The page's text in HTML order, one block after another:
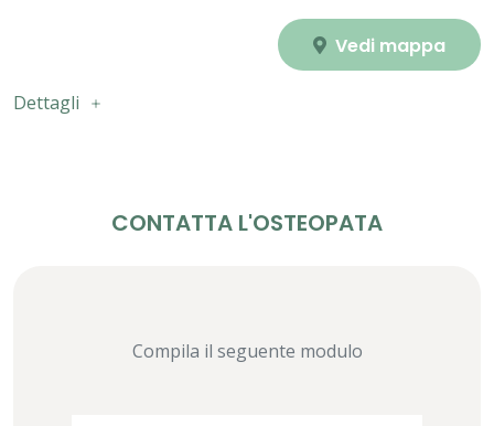
Vedi mappa
Dettagli
CONTATTA L'OSTEOPATA
Compila il seguente modulo